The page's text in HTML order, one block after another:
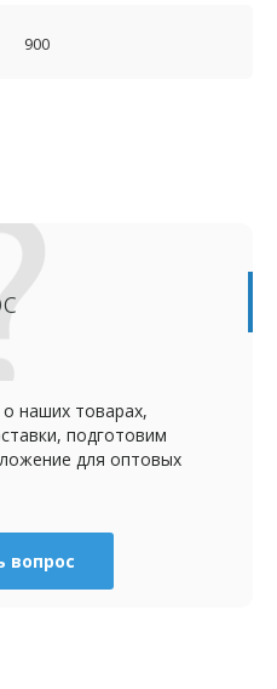
900
наших товарах,
подготовим
для оптовых
вопрос